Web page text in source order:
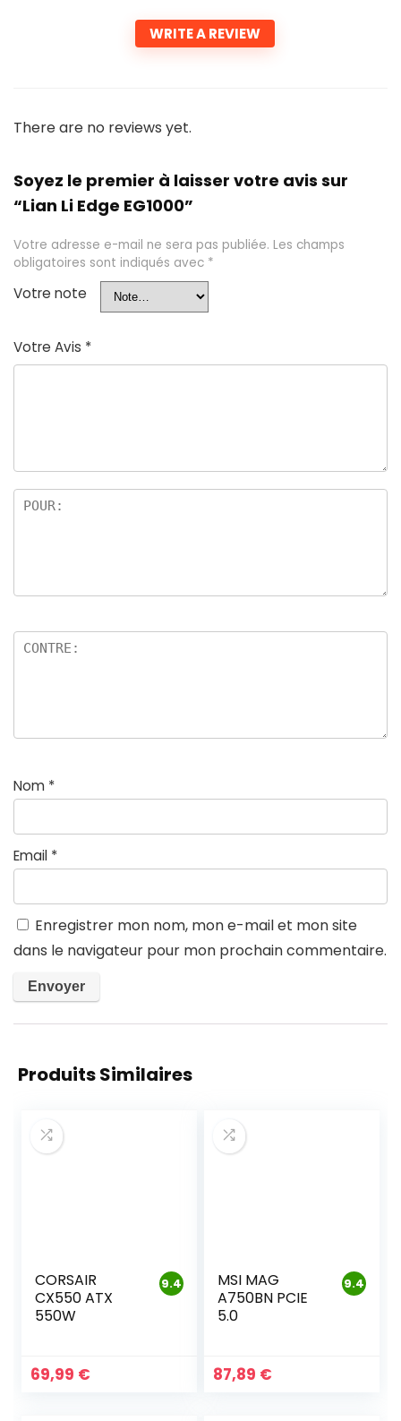
WRITE A REVIEW
There are no reviews yet.
Soyez le premier à laisser votre avis sur
“Lian Li Edge EG1000”
Votre adresse e-mail ne sera pas publiée. Les champs
obligatoires sont indiqués avec *
Votre note
Votre Avis *
Nom *
Email *
Enregistrer mon nom, mon e-mail et mon site
dans le navigateur pour mon prochain commentaire.
Produits Similaires
9.4
CORSAIR
CX550 ATX
550W
69,99 €
9.4
MSI MAG
A750BN PCIE
5.0
87,89 €